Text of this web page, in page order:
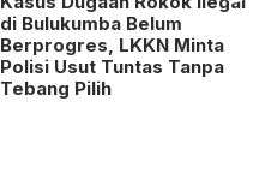
di Bulukumba Belum
Berprogres, LKKN Minta
Polisi Usut Tuntas Tanpa
Tebang Pilih